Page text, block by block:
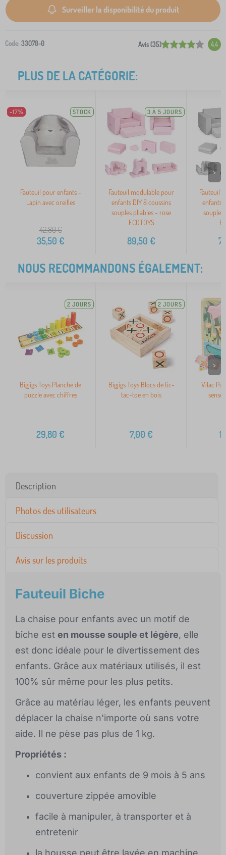
Surveiller la disponibilité du produit
Code: 33078-0 Avis (35) 4.4
PLUS DE LA CATÉGORIE:
-17% STOCK
Fauteuil pour enfants -
Lapin avec oreilles
42,80€
35,50 €
3 À 5 JOURS
Fauteuil modulable pour
enfants DIY 8 coussins
souples pliables - rose
ECOTOYS
89,50 €
Fauteuil
enfants
souples
>
NOUS RECOMMANDONS ÉGALEMENT:
2 JOURS
Bigjigs Toys Planche de
puzzle avec chiffres
29,80 €
2 JOURS
Bigjigs Toys Blocs de tic-
tac-toe en bois
7,00 €
Vilac
>
Description
Photos des utilisateurs
Discussion
Avis sur les produits
Fauteuil Biche
La chaise pour enfants avec un motif de
biche est en mousse souple et légère, elle
est donc idéale pour le divertissement des
enfants. Grâce aux matériaux utilisés, il est
100% sûr même pour les plus petits.
Grâce au matériau léger, les enfants peuvent
déplacer la chaise n'importe où sans votre
aide. Il ne pèse pas plus de 1 kg.
Propriétés :
convient aux enfants de 9 mois à 5 ans
couverture zippée amovible
facile à manipuler, à transporter et à
entretenir
la housse peut être lavée en machine